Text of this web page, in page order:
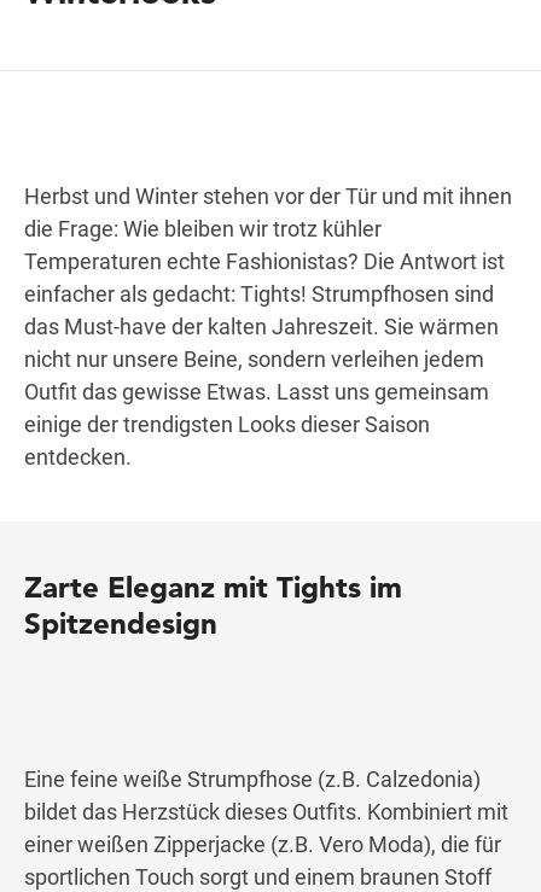
Herbst und Winter stehen vor der Tür und mit ihnen
die Frage: Wie bleiben wir trotz kühler
Temperaturen echte Fashionistas? Die Antwort ist
einfacher als gedacht: Tights! Strumpfhosen sind
das Must-have der kalten Jahreszeit. Sie wärmen
nicht nur unsere Beine, sondern verleihen jedem
Outfit das gewisse Etwas. Lasst uns gemeinsam
einige der trendigsten Looks dieser Saison
entdecken.
Zarte Eleganz mit Tights im
Spitzendesign
Eine feine weiße Strumpfhose (z.B. Calzedonia)
bildet das Herzstück dieses Outfits. Kombiniert mit
einer weißen Zipperjacke (z.B. Vero Moda), die für
sportlichen Touch sorgt und einem braunen Stoff